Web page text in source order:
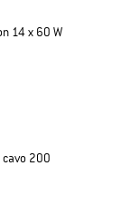
14 x 60 W
cavo 200